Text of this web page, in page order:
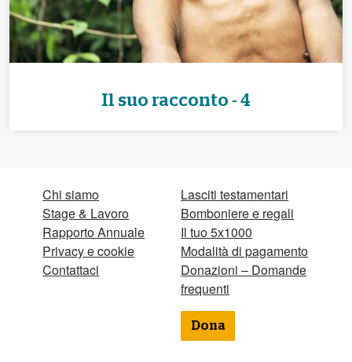
Il suo racconto - 4
Chi siamo
Stage & Lavoro
Rapporto Annuale
Privacy e cookie
Contattaci
Lasciti testamentari
Bomboniere e regali
Il tuo 5x1000
Modalità di pagamento
Donazioni – Domande
frequenti
Dona